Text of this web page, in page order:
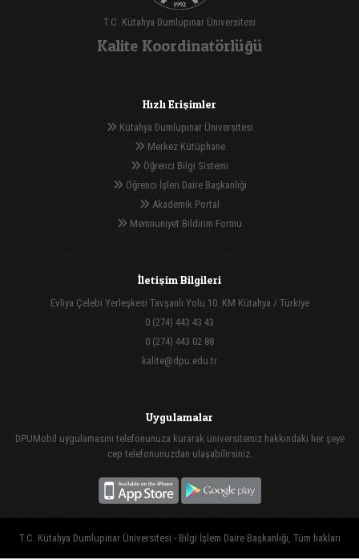
T.C. Kütahya Dumlupınar Üniversitesi
Kalite Koordinatörlüğü
Hızlı Erişimler
Kütahya Dumlupınar Üniversitesi
Merkez Kütüphane
Öğrenci Bilgi Sistemi
Öğrenci İşleri Daire Başkanlığı
Akademik Portal
Memnuniyet Bildirim Formu
İletişim Bilgileri
Evliya Çelebi Yerleşkesi Tavşanlı Yolu 10. KM Kütahya / Türkiye
0 (274) 443 43 43
0 (274) 443 02 88
kalite@dpu.edu.tr
Uygulamalar
DPUMobil uygulamasını telefonunuza kurarak üniversitemiz hakkındaki her şeye
cep telefonunuzdan ulaşabilirsiniz.
T.C. Kütahya Dumlupınar Üniversitesi - Bilgi İşlem Daire Başkanlığı, Tüm hakları